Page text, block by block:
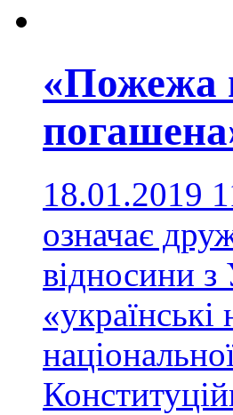
«Пожежа
18.01.2019
означає
відносини
«українські